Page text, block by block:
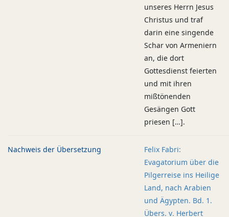
unseres Herrn Jesus
Christus und traf
darin eine singende
Schar von Armeniern
an, die dort
Gottesdienst feierten
und mit ihren
mißtönenden
Gesängen Gott
priesen […].
Nachweis der Übersetzung
Felix Fabri:
Evagatorium über die
Pilgerreise ins Heilige
Land, nach Arabien
und Ägypten. Bd. 1.
Übers. v. Herbert